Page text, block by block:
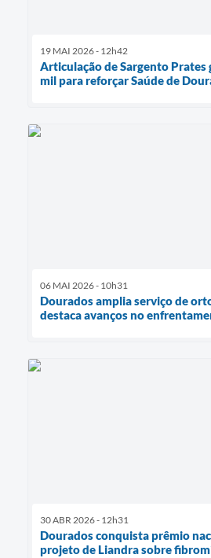
19 MAI 2026 - 12h42
Articulação de Sargento Prates
mil para reforçar Saúde de
06 MAI 2026 - 10h31
Dourados amplia serviço de
destaca avanços no
30 ABR 2026 - 12h31
Dourados conquista prêmio
projeto de Liandra sobre